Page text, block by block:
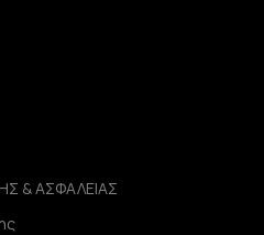
& ΑΣΦΑΛΕΙΑΣ